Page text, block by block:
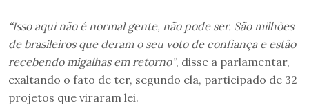
“Isso aqui não é normal gente, não pode ser. São milhões
de brasileiros que deram o seu voto de confiança e estão
recebendo migalhas em retorno”, disse a parlamentar,
exaltando o fato de ter, segundo ela, participado de 32
projetos que viraram lei.